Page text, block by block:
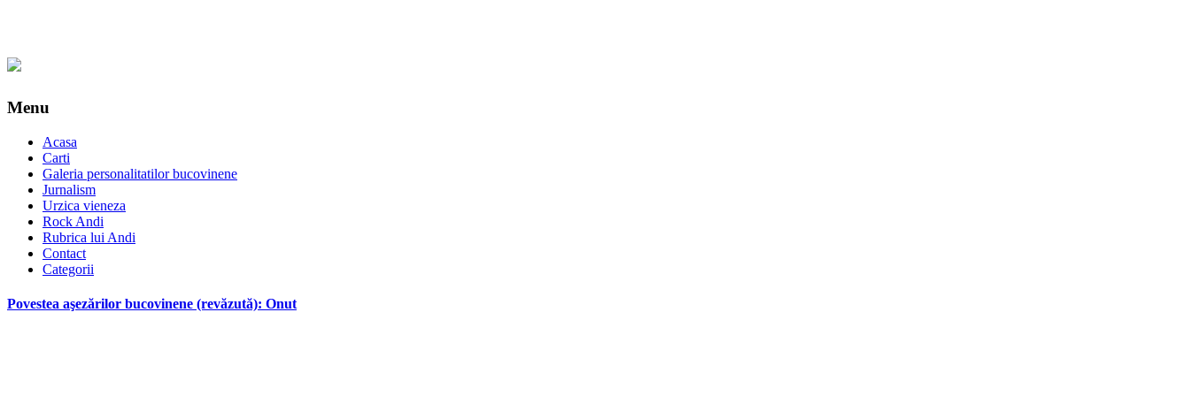
Menu
Acasa
Carti
Galeria personalitatilor bucovinene
Jurnalism
Urzica vieneza
Rock Andi
Rubrica lui Andi
Contact
Categorii
Povestea aşezărilor bucovinene (revăzută): Onut